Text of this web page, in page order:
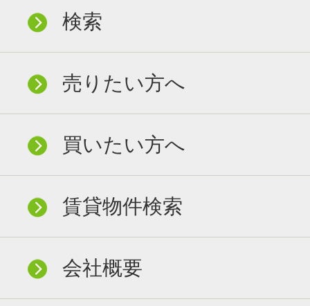
検索
売りたい方へ
買いたい方へ
賃貸物件検索
会社概要